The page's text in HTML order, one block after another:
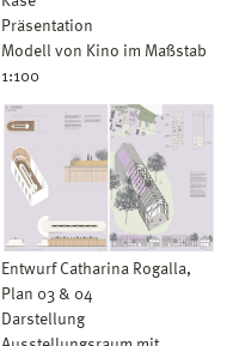
Präsentation
Modell von Kino im Maßstab
1:100
Entwurf Catharina Rogalla,
Plan 03 & 04
Darstellung